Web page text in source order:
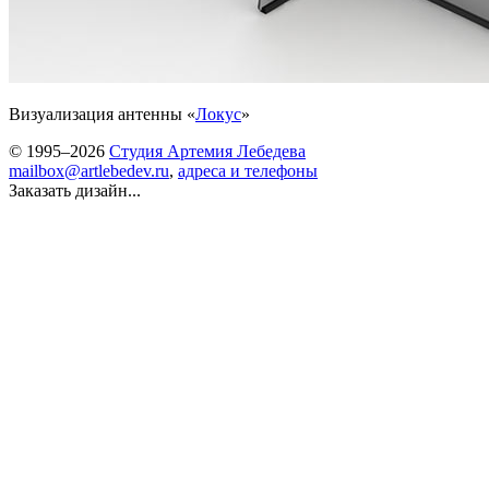
Визуализация антенны «Локус»
© 1995–2026 Студия Артемия Лебедева
mailbox@artlebedev.ru, адреса и телефоны
Заказать дизайн...